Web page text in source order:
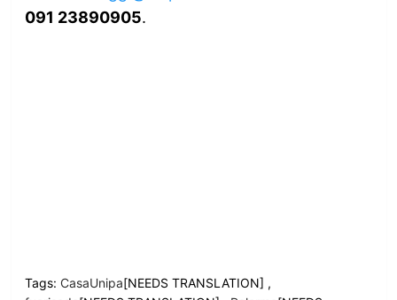
091 23890905.
Tags: CasaUnipa[NEEDS TRANSLATION] ,